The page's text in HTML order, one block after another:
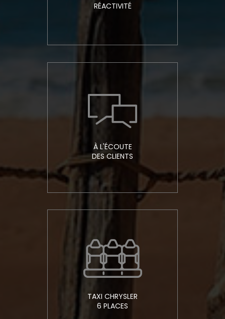
RÉACTIVITÉ
À L'ÉCOUTE
DES CLIENTS
TAXI CHRYSLER
6 PLACES